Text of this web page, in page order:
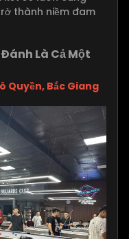
thành niềm đam
Là Cả Một
Quyền, Bắc Giang